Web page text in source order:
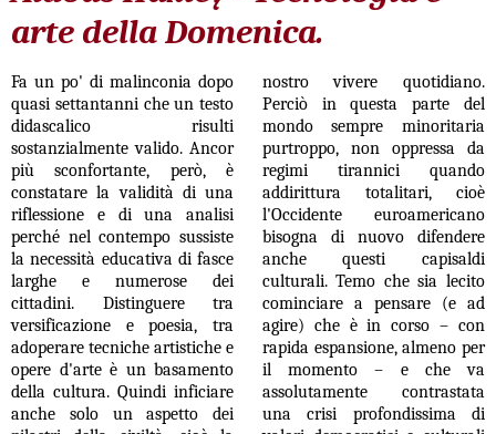
arte della Domenica.
Fa un po' di malinconia dopo
quasi settantanni che un testo
didascalico risulti
sostanzialmente valido. Ancor
più sconfortante, però, è
constatare la validità di una
riflessione e di una analisi
perché nel contempo sussiste
la necessità educativa di fasce
larghe e numerose dei
cittadini. Distinguere tra
versificazione e poesia, tra
adoperare tecniche artistiche e
opere d'arte è un basamento
della cultura. Quindi inficiare
anche solo un aspetto dei
nostro vivere quotidiano.
Perciò in questa parte del
mondo sempre minoritaria
purtroppo, non oppressa da
regimi tirannici quando
addirittura totalitari, cioè
l'Occidente euroamericano
bisogna di nuovo difendere
anche questi capisaldi
culturali. Temo che sia lecito
cominciare a pensare (e ad
agire) che è in corso – con
rapida espansione, almeno per
il momento – e che va
assolutamente contrastata
una crisi profondissima di